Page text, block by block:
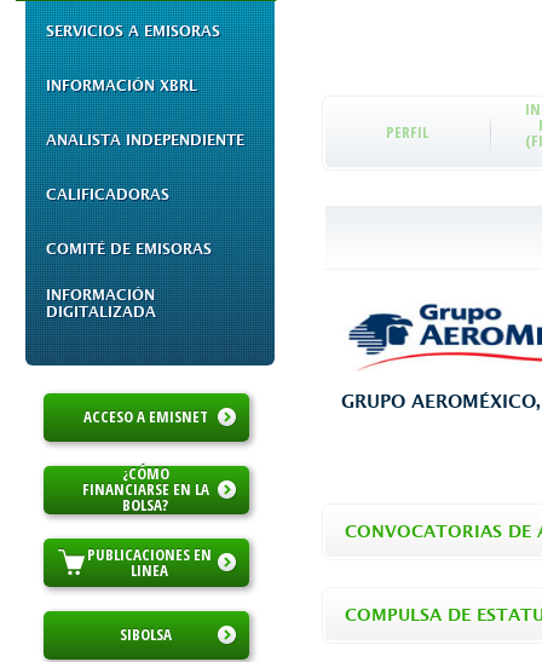
SERVICIOS A EMISORAS
INFORMACIÓN XBRL
ANALISTA INDEPENDIENTE
CALIFICADORAS
COMITÉ DE EMISORAS
INFORMACIÓN
DIGITALIZADA
ACCESO A EMISNET
¿CÓMO
FINANCIARSE EN LA
BOLSA?
PUBLICACIONES EN
LINEA
SIBOLSA
PERFIL
GRUPO
CONVOCATORIAS DE
COMPULSA DE